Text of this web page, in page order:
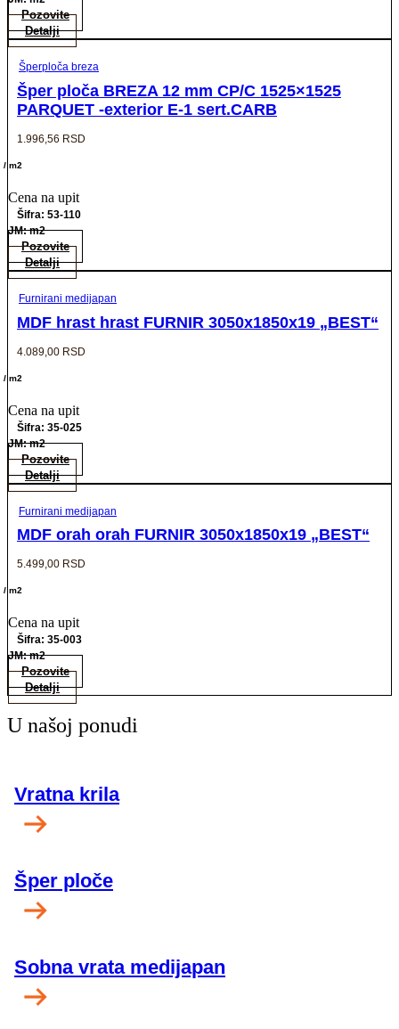
Pozovite
Detalji
Šperploča breza
Šper ploča BREZA 12 mm CP/C 1525×1525
PARQUET -exterior E-1 sert.CARB
1.996,56 RSD
/ m2
Cena na upit
Šifra: 53-110
JM: m2
Pozovite
Detalji
Furnirani medijapan
MDF hrast hrast FURNIR 3050x1850x19 „BEST“
4.089,00 RSD
/ m2
Cena na upit
Šifra: 35-025
JM: m2
Pozovite
Detalji
Furnirani medijapan
MDF orah orah FURNIR 3050x1850x19 „BEST“
5.499,00 RSD
/ m2
Cena na upit
Šifra: 35-003
JM: m2
Pozovite
Detalji
U našoj ponudi
Vratna krila
Šper ploče
Sobna vrata medijapan